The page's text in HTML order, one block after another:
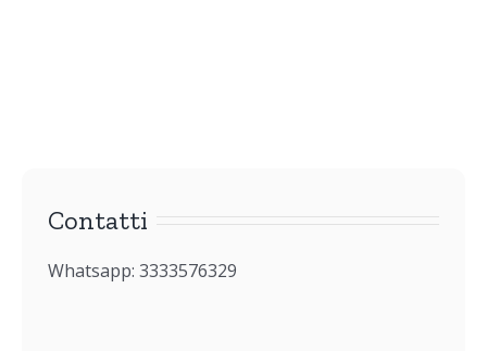
Contatti
Whatsapp: 3333576329